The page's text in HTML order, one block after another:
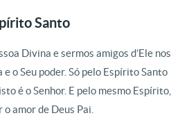
Santo
Divina e sermos amigos d’Ele nos
o Seu poder. Só pelo Espírito Santo
é o Senhor. E pelo mesmo Espírito,
amor de Deus Pai.